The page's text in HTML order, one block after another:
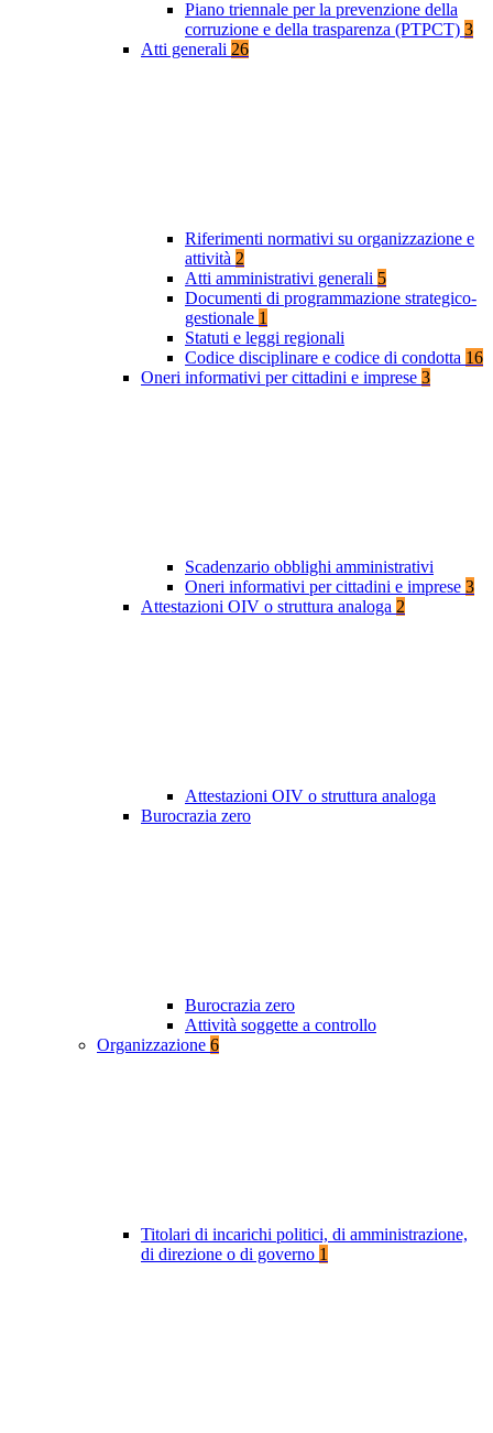
Piano triennale per la prevenzione della
corruzione e della trasparenza (PTPCT) 3
Atti generali 26
Riferimenti normativi su organizzazione e
attività 2
Atti amministrativi generali 5
Documenti di programmazione strategico-
gestionale 1
Statuti e leggi regionali
Codice disciplinare e codice di condotta 16
Oneri informativi per cittadini e imprese 3
Scadenzario obblighi amministrativi
Oneri informativi per cittadini e imprese 3
Attestazioni OIV o struttura analoga 2
Attestazioni OIV o struttura analoga
Burocrazia zero
Burocrazia zero
Attività soggette a controllo
Organizzazione 6
Titolari di incarichi politici, di amministrazione,
di direzione o di governo 1